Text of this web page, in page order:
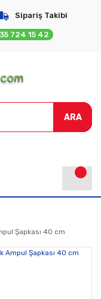
Sipariş Takibi
724 15 42
ARA
Şapkası 40 cm